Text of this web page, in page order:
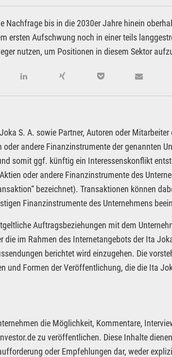
bis in die 2030er Jahre hinein
ersten Aufschwung noch in einer teils
nutzen, um Positionen in diesem Sektor
S. A. sowie Partner, Autoren oder Mitarbeiter
andere Finanzinstrumente der genannten
somit ggf. künftig ein Interessenskonflikt
oder andere Finanzinstrumente des
bezeichnet). Transaktionen können
Finanzinstrumente des Unternehmens
Auftragsbeziehungen mit dem
die im Rahmen des Internetangebots der Ita
berichtet wird einzugehen. Die
und Formen der Veröffentlichung, die die Ita
die Möglichkeit, Kommentare,
zu veröffentlichen. Diese Inhalte
oder Empfehlungen dar, weder